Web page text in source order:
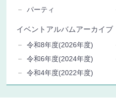
パーティ
イベントアルバムアーカイブ
令和8年度(2026年度)
令和6年度(2024年度)
令和4年度(2022年度)